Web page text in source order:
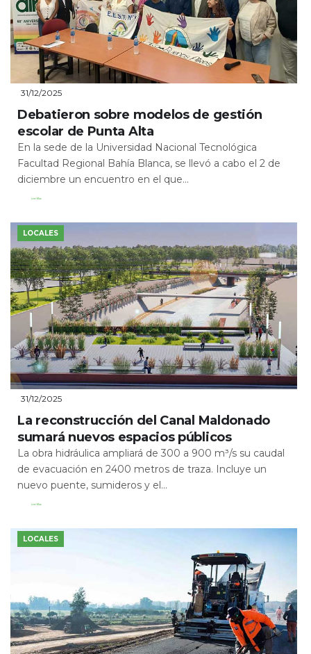
31/12/2025
Debatieron sobre modelos de gestión
escolar de Punta Alta
En la sede de la Universidad Nacional Tecnológica
Facultad Regional Bahía Blanca, se llevó a cabo el 2 de
diciembre un encuentro en el que...
Leer Más
LOCALES
31/12/2025
La reconstrucción del Canal Maldonado
sumará nuevos espacios públicos
La obra hidráulica ampliará de 300 a 900 m³/s su caudal
de evacuación en 2400 metros de traza. Incluye un
nuevo puente, sumideros y el...
Leer Más
LOCALES